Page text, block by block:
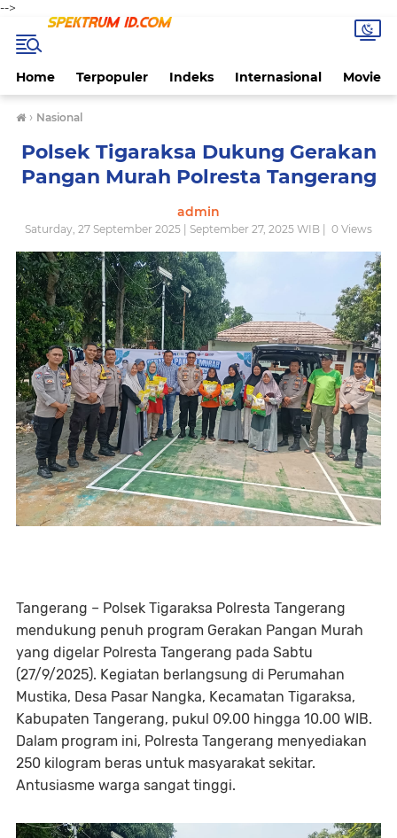
-->
Home Terpopuler Indeks Internasional Movie
› Nasional
Polsek Tigaraksa Dukung Gerakan
Pangan Murah Polresta Tangerang
admin
Saturday, 27 September 2025 | September 27, 2025 WIB | 0 Views
Tangerang – Polsek Tigaraksa Polresta Tangerang
mendukung penuh program Gerakan Pangan Murah
yang digelar Polresta Tangerang pada Sabtu
(27/9/2025). Kegiatan berlangsung di Perumahan
Mustika, Desa Pasar Nangka, Kecamatan Tigaraksa,
Kabupaten Tangerang, pukul 09.00 hingga 10.00 WIB.
Dalam program ini, Polresta Tangerang menyediakan
250 kilogram beras untuk masyarakat sekitar.
Antusiasme warga sangat tinggi.